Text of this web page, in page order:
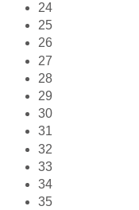
24
25
26
27
28
29
30
31
32
33
34
35